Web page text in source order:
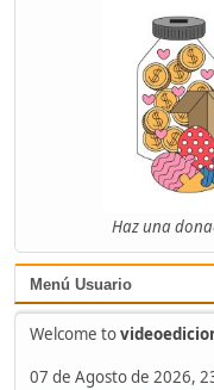
Haz una
Menú Usuario
Welcome to
07 de Agosto de 2026,